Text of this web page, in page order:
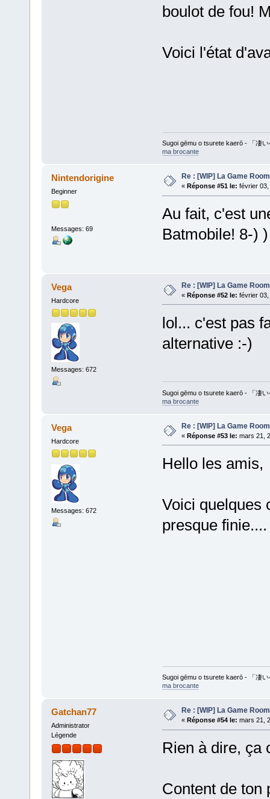
boulot de fou!
Voici l'état
Sugoi gēmu o tsurete kaerō - 「凄
ma brocante
Nintendorigine
Beginner
Messages: 69
Re : [WIP] La Game
« Réponse #51 le: février 03,
Au fait, c'est
Batmobile! 8-) )
Vega
Hardcore
Messages: 672
Re : [WIP] La Game
« Réponse #52 le: février 03,
lol... c'est pas
alternative :-)
Sugoi gēmu o tsurete kaerō - 「凄
ma brocante
Vega
Hardcore
Messages: 672
Re : [WIP] La Game
« Réponse #53 le: mars 21,
Hello les amis,
Voici quelques
presque
Sugoi gēmu o tsurete kaerō - 「凄
ma brocante
Gatchan77
Administrator
Légende
Re : [WIP] La Game
« Réponse #54 le: mars 21,
Rien à dire,
Content de ton